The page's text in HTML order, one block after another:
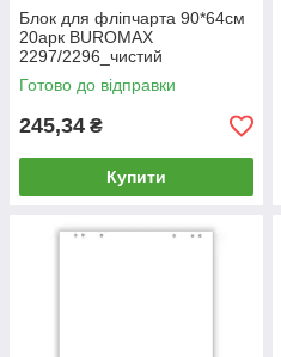
Блок для фліпчарта 90*64см
20арк BUROMAX
2297/2296_чистий
Готово до відправки
245,34 ₴
Купити